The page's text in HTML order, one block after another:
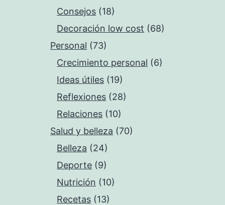
Consejos (18)
Decoración low cost (68)
Personal (73)
Crecimiento personal (6)
Ideas útiles (19)
Reflexiones (28)
Relaciones (10)
Salud y belleza (70)
Belleza (24)
Deporte (9)
Nutrición (10)
Recetas (13)